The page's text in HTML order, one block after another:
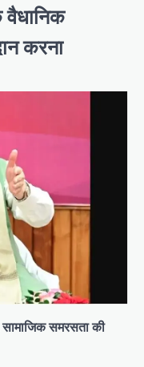
करना
सामाजिक समरसता की